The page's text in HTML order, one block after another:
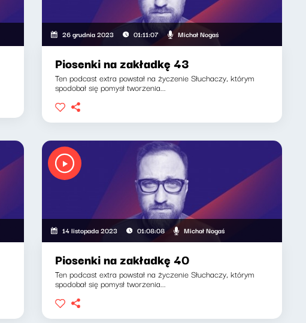
26 grudnia 2023 01:11:07 Michał Nogaś
Piosenki na zakładkę 43
Ten podcast extra powstał na życzenie Słuchaczy, którym
spodobał się pomysł tworzenia...
14 listopada 2023 01:08:08 Michał Nogaś
Piosenki na zakładkę 40
Ten podcast extra powstał na życzenie Słuchaczy, którym
spodobał się pomysł tworzenia...